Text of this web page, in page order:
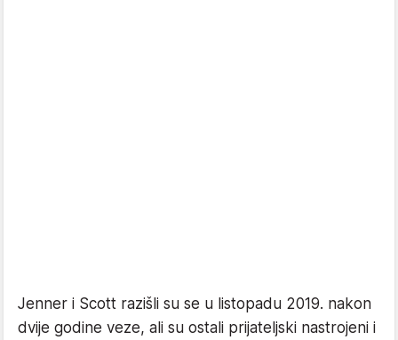
Jenner i Scott razišli su se u listopadu 2019. nakon
dvije godine veze, ali su ostali prijateljski nastrojeni i